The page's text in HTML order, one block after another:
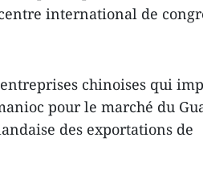
international de
chinoises qui
pour le marché du
des exportations de